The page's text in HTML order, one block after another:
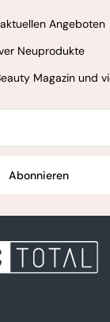
Angeboten
Neuprodukte
Magazin und
Abonnieren